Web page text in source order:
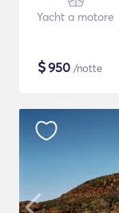
Yacht a motore
$950 /notte